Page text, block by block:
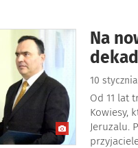
Na
10
Od 11 lat
Kowiesy,
Jeruzalu.